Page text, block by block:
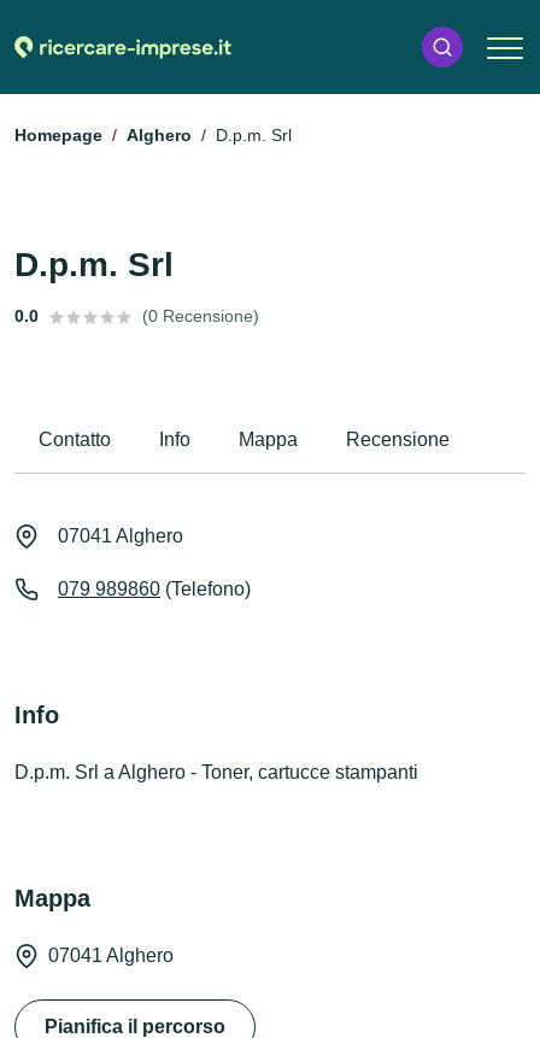
Homepage Alghero D.p.m. Srl
D.p.m. Srl
0.0 (0 Recensione)
Contatto Info Mappa Recensione
07041 Alghero
079 989860 (Telefono)
Info
D.p.m. Srl a Alghero - Toner, cartucce stampanti
Mappa
07041 Alghero
Pianifica il percorso